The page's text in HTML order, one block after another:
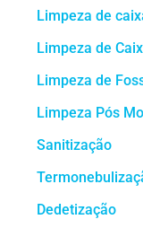
Limpeza de
Limpeza de
Limpeza de
Limpeza Pós
Sanitização
Dedetização